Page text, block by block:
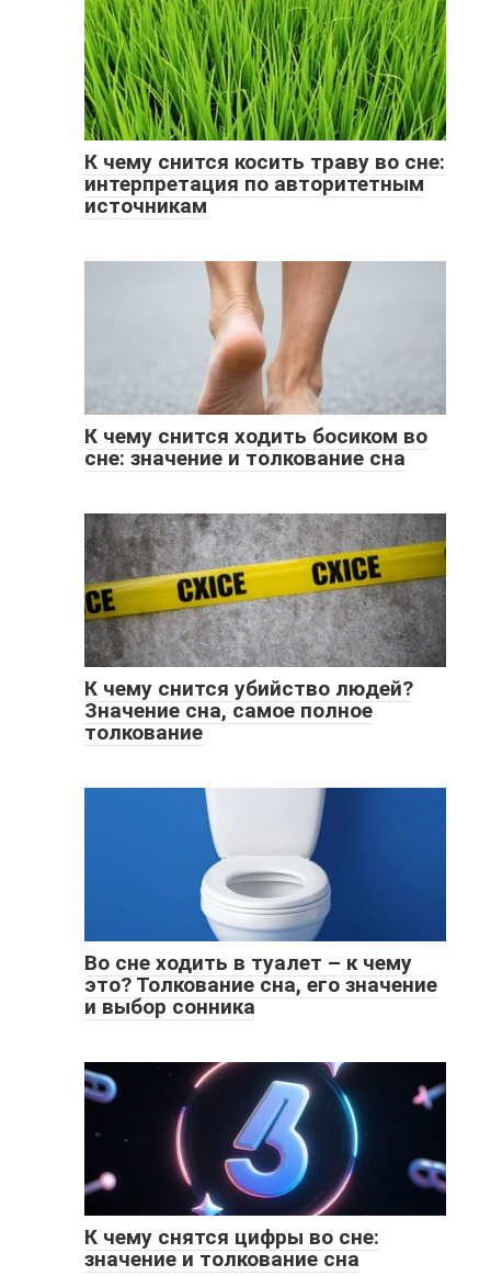
К чему снится косить траву во сне:
интерпретация по авторитетным
источникам
К чему снится ходить босиком во
сне: значение и толкование сна
К чему снится убийство людей?
Значение сна, самое полное
толкование
Во сне ходить в туалет – к чему
это? Толкование сна, его значение
и выбор сонника
К чему снятся цифры во сне:
значение и толкование сна